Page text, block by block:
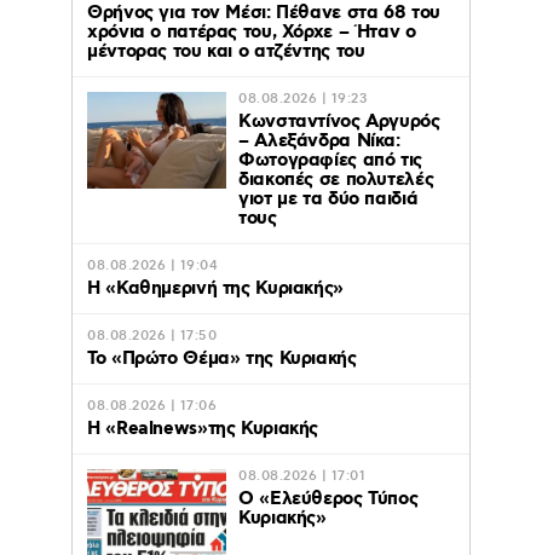
Θρήνος για τον Μέσι: Πέθανε στα 68 του
χρόνια ο πατέρας του, Χόρχε – Ήταν ο
μέντορας του και ο ατζέντης του
08.08.2026 | 19:23
Κωνσταντίνος Αργυρός
– Αλεξάνδρα Νίκα:
Φωτογραφίες από τις
διακοπές σε πολυτελές
γιοτ με τα δύο παιδιά
τους
08.08.2026 | 19:04
H «Καθημερινή της Κυριακής»
08.08.2026 | 17:50
Το «Πρώτο Θέμα» της Κυριακής
08.08.2026 | 17:06
Η «Realnews»της Κυριακής
08.08.2026 | 17:01
Ο «Eλεύθερος Τύπος
Κυριακής»